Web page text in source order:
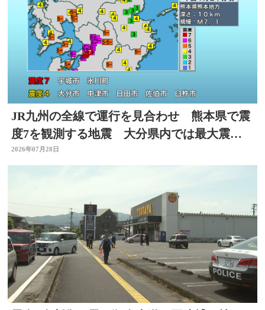
JR九州の全線で運行を見合わせ 熊本県で震
度7を観測する地震 大分県内では最大震度4
を観測
2026年07月28日